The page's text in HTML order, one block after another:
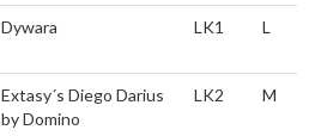
Dywara LK1 L
Extasy´s Diego Darius
by Domino
LK2 M